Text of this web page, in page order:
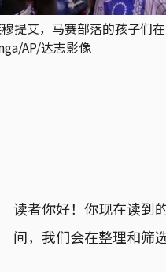
提艾，马赛部落的孩子们
AP/达志影像
读者你好！你现在读到
间，我们会在整理和筛